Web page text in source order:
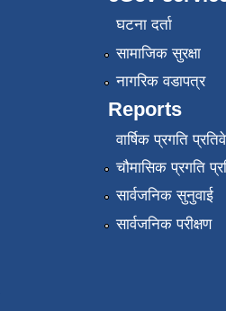
घटना दर्ता
सामाजिक सुरक्षा
नागरिक वडापत्र
Reports
वार्षिक प्रगति
चौमासिक प्रगति
सार्वजनिक सुनुवाई
सार्वजनिक परीक्षण